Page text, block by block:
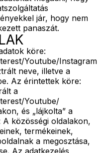
jár, hogy nem
panaszát.
köre:
Youtube/Instagram
neve, illetve a
Az érintettek köre:
a
Youtube/
és „lájkolta” a
A közösségi oldalakon,
termékeinek,
a megosztása,
Az adatkezelés